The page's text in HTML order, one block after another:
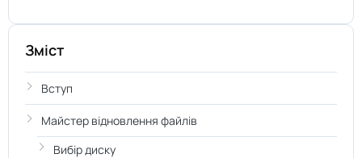
Зміст
Вступ
Майстер відновлення файлів
Вибір диску